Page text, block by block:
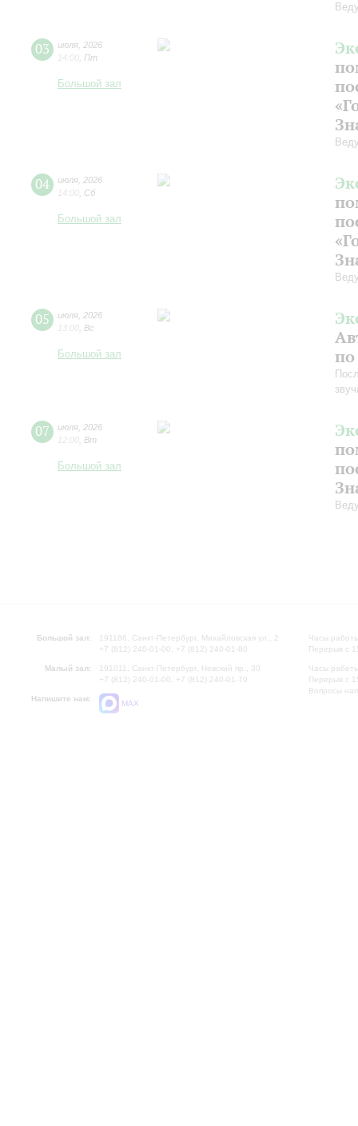
03 июля 2026
14:00 Пт
Большой зал
04 июля 2026
14:00 Сб
Большой зал
05 июля 2026
13:00 Вс
Большой зал
по
07 июля 2026
12:00 Вт
Большой зал
Большой зал:
191186, Санкт-Петербург, Михайловская ул., 2
+7 (812) 240-01-00, +7 (812) 240-01-80
Малый зал:
191011, Санкт-Петербург, Невский пр., 30
+7 (812) 240-01-00, +7 (812) 240-01-70
Напишите нам:
MAX
Часы
Перерыв с
Часы
Перерыв с
Вопросы